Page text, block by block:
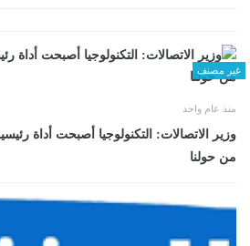
غير مصنف
منذ عام واحد
وزير الاتصالات: التكنولوجيا أصبحت أداة
من حولنا